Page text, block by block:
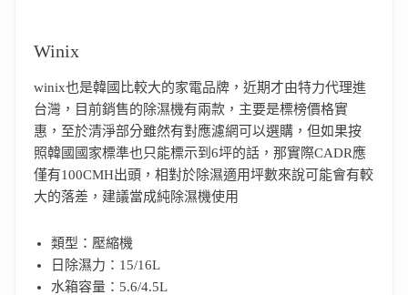
Winix
winix也是韓國比較大的家電品牌，近期才由特力代理進
台灣，目前銷售的除濕機有兩款，主要是標榜價格實
惠，至於清淨部分雖然有對應濾網可以選購，但如果按
照韓國國家標準也只能標示到6坪的話，那實際CADR應
僅有100CMH出頭，相對於除濕適用坪數來說可能會有較
大的落差，建議當成純除濕機使用
類型：壓縮機
日除濕力：15/16L
水箱容量：5.6/4.5L